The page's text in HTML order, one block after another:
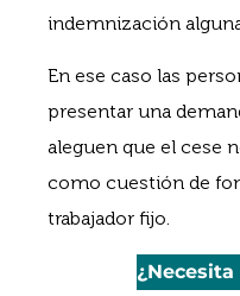
indemnización
En ese caso las
presentar una
aleguen que el cese
como cuestión de
trabajador fijo.